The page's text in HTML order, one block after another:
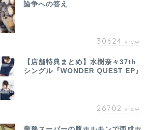
論争への答え
30624 view
【店舗特典まとめ】水樹奈々37th
シングル『WONDER QUEST EP』
26702 view